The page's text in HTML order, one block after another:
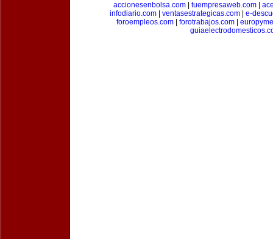
accionesenbolsa.com
tuempresaweb.com
infodiario.com| ventasestrategicas.com| e-
foroempleos.com
forotrabajos.com